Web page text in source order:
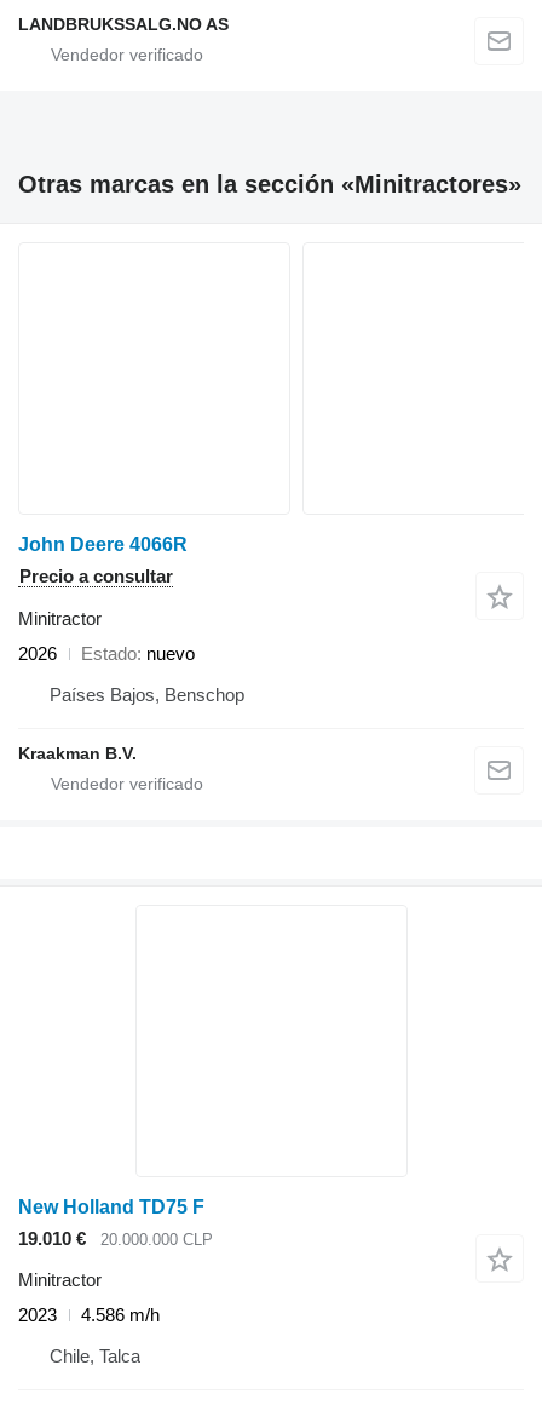
LANDBRUKSSALG.NO AS
Otras marcas en la sección «Minitractores»
John Deere 4066R
Precio a consultar
Minitractor
2026
Estado nuevo
Países Bajos, Benschop
Kraakman B.V.
New Holland TD75 F
19.010 €
20.000.000 CLP
Minitractor
2023
4.586 m/h
Chile, Talca